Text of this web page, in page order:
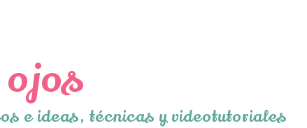
e ideas, técnicas y videotutoriales